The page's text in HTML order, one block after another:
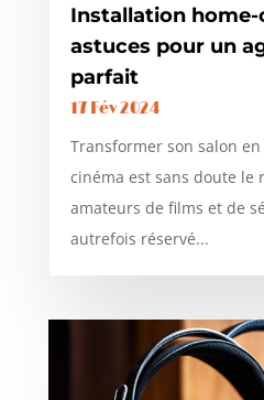
Installation home-
astuces pour un
parfait
17 Fév 2024
Transformer son salon
cinéma est sans doute le
amateurs de films et de
autrefois réservé...